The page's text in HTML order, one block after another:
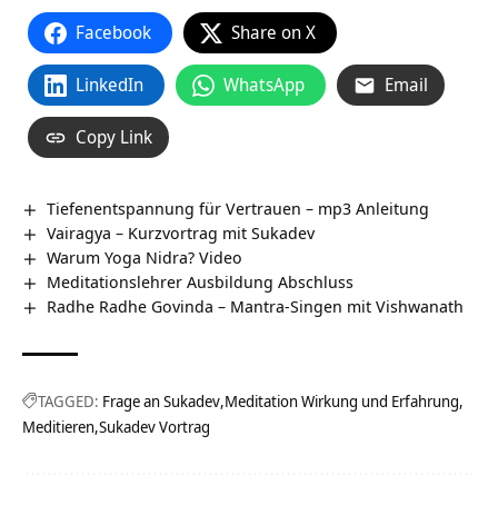
Facebook Share on X
LinkedIn WhatsApp Email
Copy Link
Tiefenentspannung für Vertrauen – mp3 Anleitung
Vairagya – Kurzvortrag mit Sukadev
Warum Yoga Nidra? Video
Meditationslehrer Ausbildung Abschluss
Radhe Radhe Govinda – Mantra-Singen mit Vishwanath
TAGGED: Frage an Sukadev Meditation Wirkung und Erfahrung
Meditieren Sukadev Vortrag